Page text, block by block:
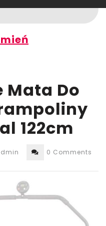
Do
122cm
0 Comments